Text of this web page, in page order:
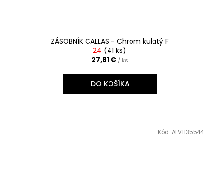
ZÁSOBNÍK CALLAS - Chrom kulatý F
24 (41 ks)
27,81 € / ks
DO KOŠÍKA
Kód: ALV1135544